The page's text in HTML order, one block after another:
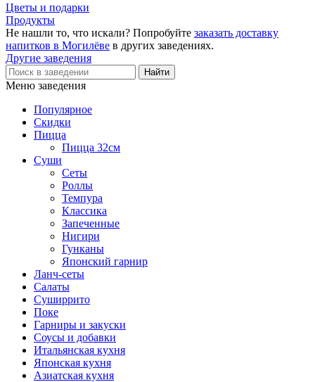
Цветы и подарки
Продукты
Не нашли то, что искали? Попробуйте заказать доставку
напитков в Могилёве в других заведениях.
Другие заведения
Меню заведения
Популярное
Скидки
Пицца
Пицца 32см
Суши
Сеты
Роллы
Темпура
Классика
Запеченные
Нигири
Гунканы
Японский гарнир
Ланч-сеты
Салаты
Суширрито
Поке
Гарниры и закуски
Соусы и добавки
Итальянская кухня
Японская кухня
Азиатская кухня